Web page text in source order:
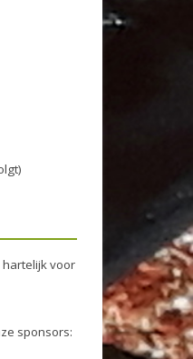
voor
sponsors: